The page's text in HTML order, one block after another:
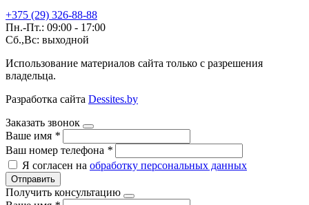
+375 (29) 326-88-88
Пн.-Пт.: 09:00 - 17:00
Сб.,Вс: выходной
Использование материалов сайта только с разрешения
владельца.
Разработка сайта Dessites.by
Заказать звонок
Ваше имя *
Ваш номер телефона *
Я согласен на обработку персональных данных
Отправить
Получить консультацию